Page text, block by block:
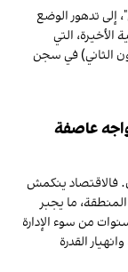
إلى تدهور الوضع
التي
الثاني) في سجن
عاصفة
فالاقتصاد ينكمش
ما يجبر
من سوء الإدارة
القدرة